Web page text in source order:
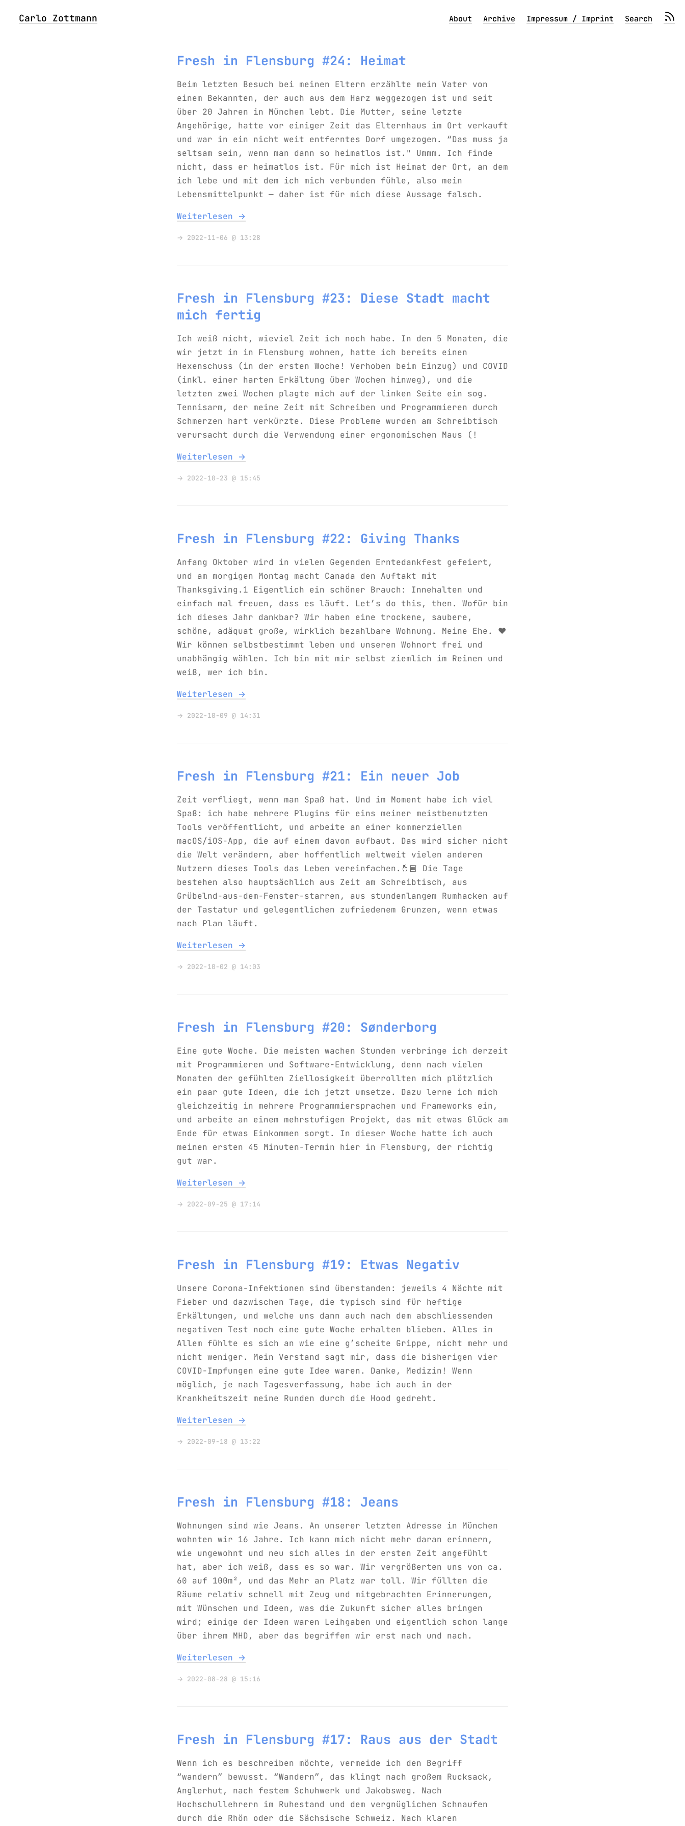
Carlo Zottmann About Archive Impressum / Imprint Search
Fresh in Flensburg #24: Heimat
Beim letzten Besuch bei meinen Eltern erzählte mein Vater von
einem Bekannten, der auch aus dem Harz weggezogen ist und seit
über 20 Jahren in München lebt. Die Mutter, seine letzte
Angehörige, hatte vor einiger Zeit das Elternhaus im Ort verkauft
und war in ein nicht weit entferntes Dorf umgezogen. “Das muss ja
seltsam sein, wenn man dann so heimatlos ist." Ummm. Ich finde
nicht, dass er heimatlos ist. Für mich ist Heimat der Ort, an dem
ich lebe und mit dem ich mich verbunden fühle, also mein
Lebensmittelpunkt — daher ist für mich diese Aussage falsch.
Weiterlesen →
→ 2022-11-06 @ 13:28
Fresh in Flensburg #23: Diese Stadt macht
mich fertig
Ich weiß nicht, wieviel Zeit ich noch habe. In den 5 Monaten, die
wir jetzt in in Flensburg wohnen, hatte ich bereits einen
Hexenschuss (in der ersten Woche! Verhoben beim Einzug) und COVID
(inkl. einer harten Erkältung über Wochen hinweg), und die
letzten zwei Wochen plagte mich auf der linken Seite ein sog.
Tennisarm, der meine Zeit mit Schreiben und Programmieren durch
Schmerzen hart verkürzte. Diese Probleme wurden am Schreibtisch
verursacht durch die Verwendung einer ergonomischen Maus (!
Weiterlesen →
→ 2022-10-23 @ 15:45
Fresh in Flensburg #22: Giving Thanks
Anfang Oktober wird in vielen Gegenden Erntedankfest gefeiert,
und am morgigen Montag macht Canada den Auftakt mit
Thanksgiving.1 Eigentlich ein schöner Brauch: Innehalten und
einfach mal freuen, dass es läuft. Let’s do this, then. Wofür bin
ich dieses Jahr dankbar? Wir haben eine trockene, saubere,
schöne, adäquat große, wirklich bezahlbare Wohnung. Meine Ehe. ❤️
Wir können selbstbestimmt leben und unseren Wohnort frei und
unabhängig wählen. Ich bin mit mir selbst ziemlich im Reinen und
weiß, wer ich bin.
Weiterlesen →
→ 2022-10-09 @ 14:31
Fresh in Flensburg #21: Ein neuer Job
Zeit verfliegt, wenn man Spaß hat. Und im Moment habe ich viel
Spaß: ich habe mehrere Plugins für eins meiner meistbenutzten
Tools veröffentlicht, und arbeite an einer kommerziellen
macOS/iOS-App, die auf einem davon aufbaut. Das wird sicher nicht
die Welt verändern, aber hoffentlich weltweit vielen anderen
Nutzern dieses Tools das Leben vereinfachen.🤞🏼 Die Tage
bestehen also hauptsächlich aus Zeit am Schreibtisch, aus
Grübelnd-aus-dem-Fenster-starren, aus stundenlangem Rumhacken auf
der Tastatur und gelegentlichen zufriedenem Grunzen, wenn etwas
nach Plan läuft.
Weiterlesen →
→ 2022-10-02 @ 14:03
Fresh in Flensburg #20: Sønderborg
Eine gute Woche. Die meisten wachen Stunden verbringe ich derzeit
mit Programmieren und Software-Entwicklung, denn nach vielen
Monaten der gefühlten Ziellosigkeit überrollten mich plötzlich
ein paar gute Ideen, die ich jetzt umsetze. Dazu lerne ich mich
gleichzeitig in mehrere Programmiersprachen und Frameworks ein,
und arbeite an einem mehrstufigen Projekt, das mit etwas Glück am
Ende für etwas Einkommen sorgt. In dieser Woche hatte ich auch
meinen ersten 45 Minuten-Termin hier in Flensburg, der richtig
gut war.
Weiterlesen →
→ 2022-09-25 @ 17:14
Fresh in Flensburg #19: Etwas Negativ
Unsere Corona-Infektionen sind überstanden: jeweils 4 Nächte mit
Fieber und dazwischen Tage, die typisch sind für heftige
Erkältungen, und welche uns dann auch nach dem abschliessenden
negativen Test noch eine gute Woche erhalten blieben. Alles in
Allem fühlte es sich an wie eine g’scheite Grippe, nicht mehr und
nicht weniger. Mein Verstand sagt mir, dass die bisherigen vier
COVID-Impfungen eine gute Idee waren. Danke, Medizin! Wenn
möglich, je nach Tagesverfassung, habe ich auch in der
Krankheitszeit meine Runden durch die Hood gedreht.
Weiterlesen →
→ 2022-09-18 @ 13:22
Fresh in Flensburg #18: Jeans
Wohnungen sind wie Jeans. An unserer letzten Adresse in München
wohnten wir 16 Jahre. Ich kann mich nicht mehr daran erinnern,
wie ungewohnt und neu sich alles in der ersten Zeit angefühlt
hat, aber ich weiß, dass es so war. Wir vergrößerten uns von ca.
60 auf 100m², und das Mehr an Platz war toll. Wir füllten die
Räume relativ schnell mit Zeug und mitgebrachten Erinnerungen,
mit Wünschen und Ideen, was die Zukunft sicher alles bringen
wird; einige der Ideen waren Leihgaben und eigentlich schon lange
über ihrem MHD, aber das begriffen wir erst nach und nach.
Weiterlesen →
→ 2022-08-28 @ 15:16
Fresh in Flensburg #17: Raus aus der Stadt
Wenn ich es beschreiben möchte, vermeide ich den Begriff
“wandern” bewusst. “Wandern”, das klingt nach großem Rucksack,
Anglerhut, nach festem Schuhwerk und Jakobsweg. Nach
Hochschullehrern im Ruhestand und dem vergnüglichen Schnaufen
durch die Rhön oder die Sächsische Schweiz. Nach klaren